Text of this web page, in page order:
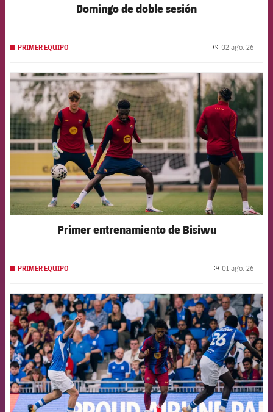
Domingo de doble sesión
PRIMER EQUIPO 02 ago. 26
FCB Barcelona badge
Primer entrenamiento de Bisiwu
PRIMER EQUIPO 01 ago. 26
FCB Barcelona badge